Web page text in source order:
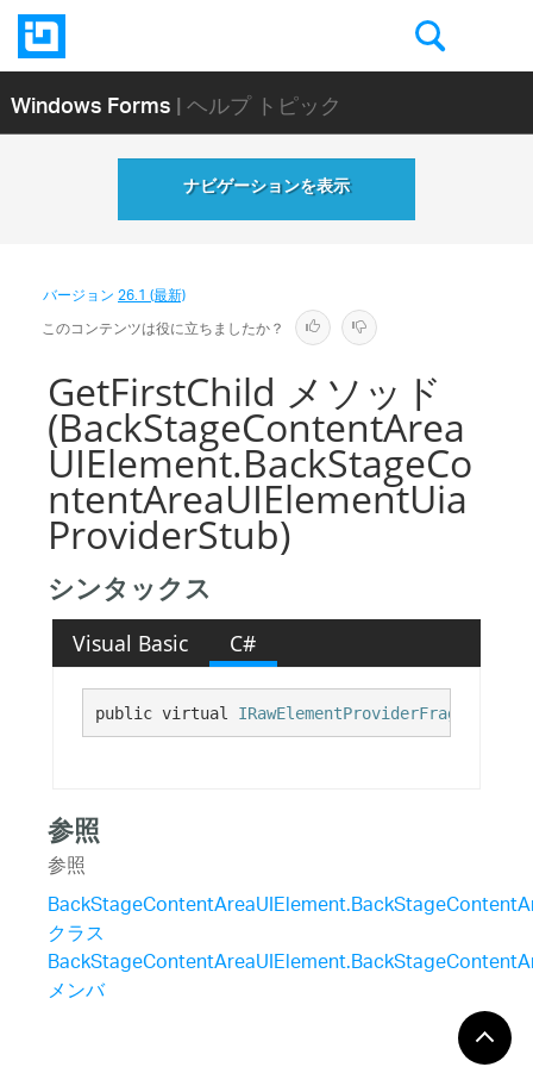
Windows Forms| ヘルプ トピック
ナビゲーションを表示
バージョン26.1 (最新)
このコンテンツは役に立ちましたか？
GetFirstChild メソッド
(BackStageContentArea
UIElement.BackStageCo
ntentAreaUIElementUia
ProviderStub)
シンタックス
Visual Basic C#
public virtual IRawElementProviderFragment
参照
参照
クラス
メンバ